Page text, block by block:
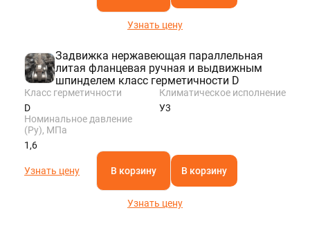
KAZAN@STALTEKA.RU
Узнать цену
Задвижка нержавеющая параллельная
литая фланцевая ручная и выдвижным
шпинделем класс герметичности D
Класс герметичности
D
Климатическое исполнение
У3
Номинальное давление
(Ру), МПа
1,6
Узнать цену В корзину В корзину
Узнать цену